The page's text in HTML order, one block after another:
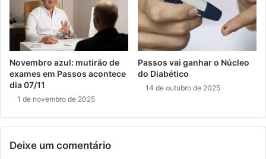
Novembro azul: mutirão de
exames em Passos acontece
dia 07/11
1 de novembro de 2025
Passos vai ganhar o Núcleo
do Diabético
14 de outubro de 2025
Deixe um comentário